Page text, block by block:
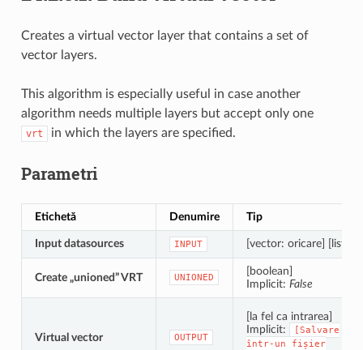
Creates a virtual vector layer that contains a set of
vector layers.
This algorithm is especially useful in case another
algorithm needs multiple layers but accept only one
vrt in which the layers are specified.
Parametri
Etichetă Denumire Tip
Input datasources INPUT [vector: oricare] [list]
Create „unioned” VRT UNIONED
[boolean]
Implicit: False
Virtual vector OUTPUT
[la fel ca intrarea]
Implicit:
[Salvare
într-un
fișier